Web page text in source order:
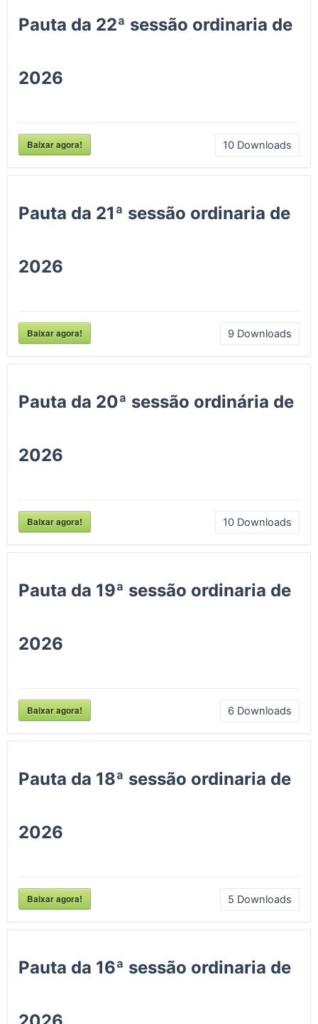
Pauta da 22ª sessão ordinaria de
2026
Baixar agora! 10 Downloads
Pauta da 21ª sessão ordinaria de
2026
Baixar agora! 9 Downloads
Pauta da 20ª sessão ordinária de
2026
Baixar agora! 10 Downloads
Pauta da 19ª sessão ordinaria de
2026
Baixar agora! 6 Downloads
Pauta da 18ª sessão ordinaria de
2026
Baixar agora! 5 Downloads
Pauta da 16ª sessão ordinaria de